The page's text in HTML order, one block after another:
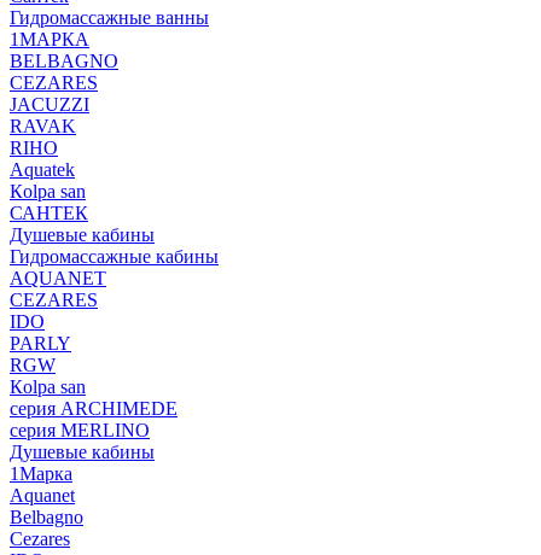
Гидромассажные ванны
1МАРКА
BELBAGNO
CEZARES
JACUZZI
RAVAK
RIHO
Аquatek
Кolpa san
САНТЕК
Душевые кабины
Гидромассажные кабины
AQUANET
CEZARES
IDO
PARLY
RGW
Кolpa san
серия ARCHIMEDE
серия MERLINO
Душевые кабины
1Марка
Aquanet
Belbagno
Cezares